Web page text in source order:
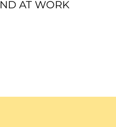
AT WORK